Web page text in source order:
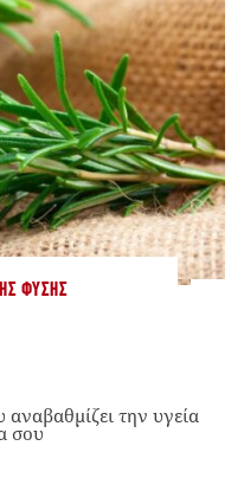
ΦΎΣΗΣ
την υγεία
σου